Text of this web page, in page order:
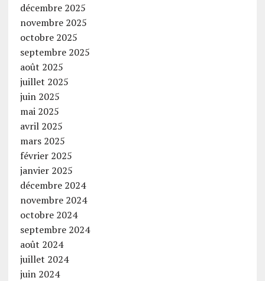
décembre 2025
novembre 2025
octobre 2025
septembre 2025
août 2025
juillet 2025
juin 2025
mai 2025
avril 2025
mars 2025
février 2025
janvier 2025
décembre 2024
novembre 2024
octobre 2024
septembre 2024
août 2024
juillet 2024
juin 2024